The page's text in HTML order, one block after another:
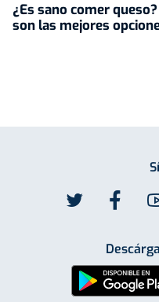
¿Es sano comer
son las mejores